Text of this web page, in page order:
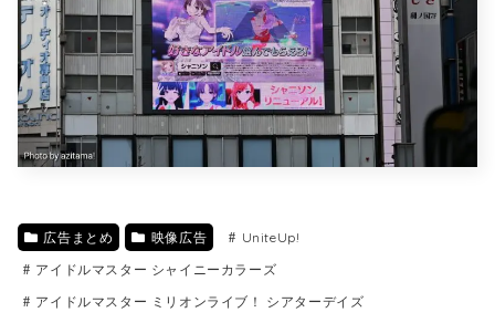
広告まとめ 映像広告
UniteUp!
アイドルマスター シャイニーカラーズ
アイドルマスター ミリオンライブ！ シアターデイズ